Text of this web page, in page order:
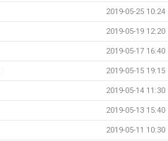
2019-05-25 10:24
2019-05-19 12:20
2019-05-17 16:40
2019-05-15 19:15
2019-05-14 11:30
2019-05-13 15:40
2019-05-11 10:30